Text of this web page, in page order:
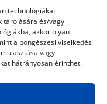
technológiákat
tárolására és/vagy
akkor olyan
a böngészési viselkedés
vagy
hátrányosan érinthet.